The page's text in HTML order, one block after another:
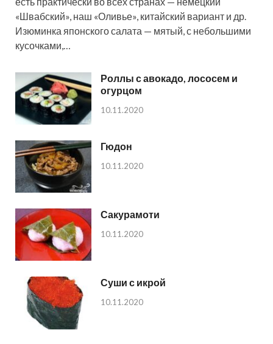
«Швабский», наш «Оливье», китайский вариант и др.
Изюминка японского салата — мятый, с небольшими
кусочками,…
Роллы с авокадо, лососем и
огурцом
10.11.2020
Гюдон
10.11.2020
Сакурамоти
10.11.2020
Суши с икрой
10.11.2020